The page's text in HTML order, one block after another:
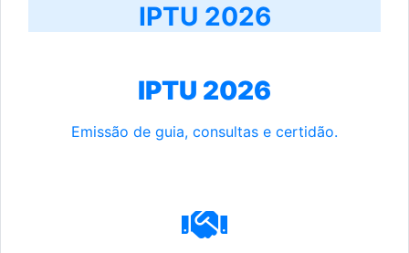
IPTU 2026
IPTU 2026
Emissão de guia, consultas e certidão.